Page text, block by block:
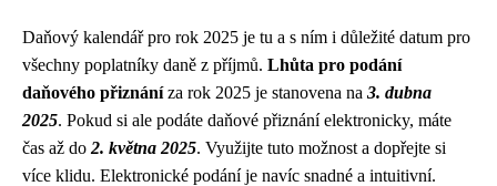
Daňový kalendář pro rok 2025 je tu a s ním i důležité datum pro
všechny poplatníky daně z příjmů. Lhůta pro podání
daňového přiznáníza rok 2025 je stanovena na 3. dubna
2025. Pokud si ale podáte daňové přiznání elektronicky, máte
čas až do 2. května 2025. Využijte tuto možnost a dopřejte si
více klidu. Elektronické podání je navíc snadné a intuitivní.